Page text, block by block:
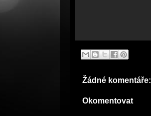
Žádné komentáře:
Okomentovat